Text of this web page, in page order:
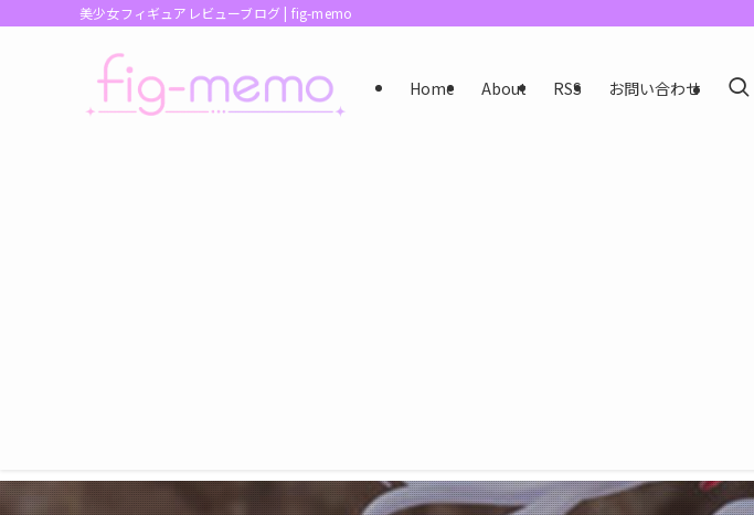
美少女フィギュアレビューブログ | fig-memo
Home About RSS お問い合わせ